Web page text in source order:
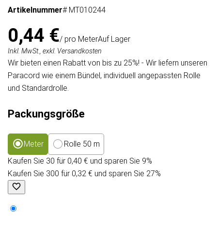
Artikelnummer# MT010244
0,44 €/ pro MeterAuf Lager
Inkl. MwSt., exkl. Versandkosten
Wir bieten einen Rabatt von bis zu 25%! - Wir liefern unseren
Paracord wie einem Bündel, individuell angepassten Rolle
und Standardrolle.
Packungsgröße
Meter
Rolle 50 m
Kaufen Sie 30 für 0,40 € und sparen Sie 9%
Kaufen Sie 300 für 0,32 € und sparen Sie 27%